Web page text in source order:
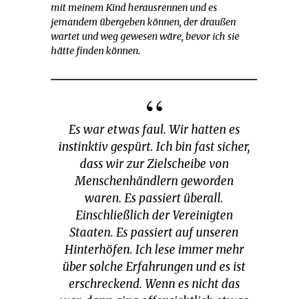
mit meinem Kind herausrennen und es
jemandem übergeben können, der draußen
wartet und weg gewesen wäre, bevor ich sie
hätte finden können.
Es war etwas faul. Wir hatten es
instinktiv gespürt. Ich bin fast sicher,
dass wir zur Zielscheibe von
Menschenhändlern geworden
waren. Es passiert überall.
Einschließlich der Vereinigten
Staaten. Es passiert auf unseren
Hinterhöfen. Ich lese immer mehr
über solche Erfahrungen und es ist
erschreckend. Wenn es nicht das